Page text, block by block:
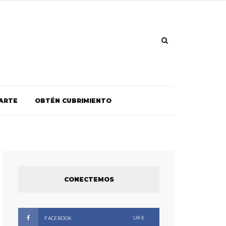
OBTÉN CUBRIMIENTO
CONECTEMOS
FACEBOOK LIKE